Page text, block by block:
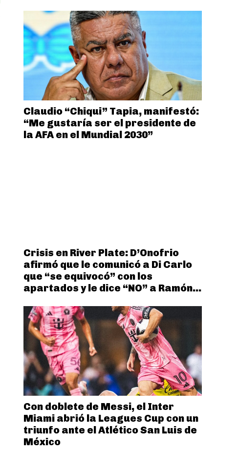
Claudio “Chiqui” Tapia, manifestó:
“Me gustaría ser el presidente de
la AFA en el Mundial 2030”
Crisis en River Plate: D’Onofrio
afirmó que le comunicó a Di Carlo
que “se equivocó” con los
apartados y le dice “NO” a Ramón...
Con doblete de Messi, el Inter
Miami abrió la Leagues Cup con un
triunfo ante el Atlético San Luis de
México